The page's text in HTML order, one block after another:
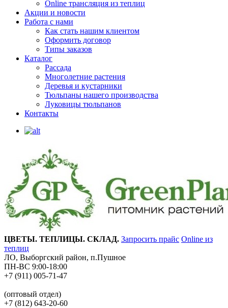
Online трансляция из теплиц
Акции и новости
Работа с нами
Как стать нашим клиентом
Оформить договор
Типы заказов
Каталог
Рассада
Многолетние растения
Деревья и кустарники
Тюльпаны нашего производства
Луковицы тюльпанов
Контакты
ЦВЕТЫ. ТЕПЛИЦЫ. СКЛАД. Запросить прайс Online из
теплиц
ЛО, Выборгский район, п.Пушное
ПН-ВС 9:00-18:00
+7 (911) 005-71-47
(оптовый отдел)
+7 (812) 643-20-60